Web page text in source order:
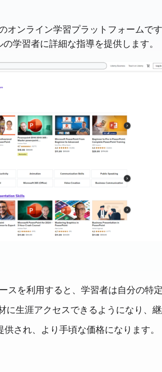
ンライン学習プラットフォームで
学習者に詳細な指導を提供します。
を利用すると、学習者は自分の特
生涯アクセスできるようになり、
され、より手頃な価格になります。